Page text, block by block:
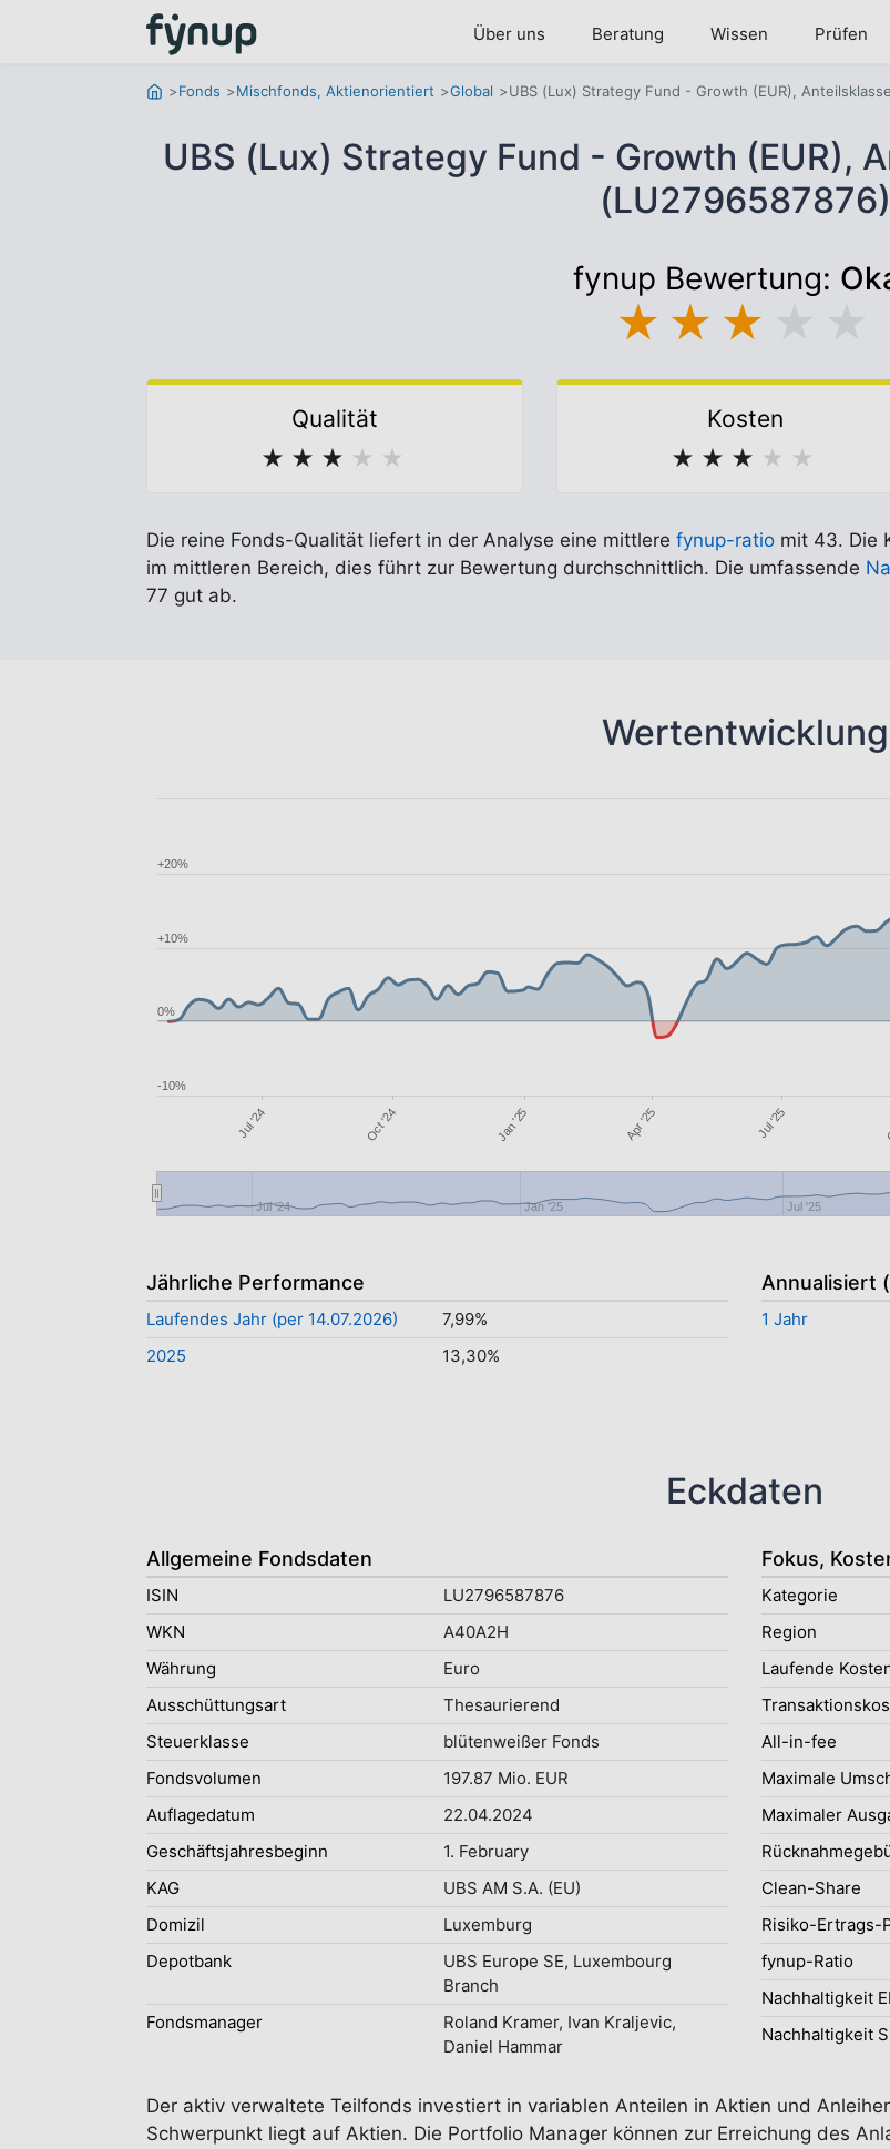
Über uns Beratung Wissen Prüfen
Fonds Mischfonds, Aktienorientiert Global UBS (Lux) Strategy Fund - Growth (EUR),
UBS (Lux) Strategy Fund - Growth (EUR),
(LU2796587876)
fynup Bewertung:
★ ★ ★
Qualität
★ ★ ★ ★ ★
Kosten
★ ★ ★ ★ ★
Die reine Fonds-Qualität liefert in der Analyse eine mittlere fynup-ratio mit 43. Die
im mittleren Bereich, dies führt zur Bewertung durchschnittlich. Die umfassende
77 gut ab.
Wertentwicklung
Jul '24 Oct '24 Jan '25 Apr '25 Jul '25
Jul '24 Jan '25 Jul '25
-10%
0%
+10%
+20%
Jährliche Performance
Laufendes Jahr (per 14.07.2026)
7,99%
2025
13,30%
Annualisiert
1 Jahr
Eckdaten
Allgemeine Fondsdaten
ISIN
LU2796587876
WKN
A40A2H
Währung
Euro
Ausschüttungsart
Thesaurierend
Steuerklasse
blütenweißer Fonds
Fondsvolumen
197.87 Mio. EUR
Auflagedatum
22.04.2024
Geschäftsjahresbeginn
1. February
KAG
UBS AM S.A. (EU)
Domizil
Luxemburg
Depotbank
UBS Europe SE, Luxembourg
Branch
Fondsmanager
Roland Kramer, Ivan Kraljevic,
Daniel Hammar
Fokus,
Kategorie
Region
Laufende
All-in-fee
Maximale
Maximaler
Clean-Share
Risiko-Ertrags-
fynup-Ratio
Nachhaltigkeit
Nachhaltigkeit
Der aktiv verwaltete Teilfonds investiert in variablen Anteilen in Aktien und
Schwerpunkt liegt auf Aktien. Die Portfolio Manager können zur Erreichung des